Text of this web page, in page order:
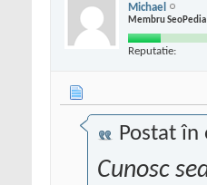
Michael
Membru SeoPedia
Reputatie:
Postat în
Cunosc